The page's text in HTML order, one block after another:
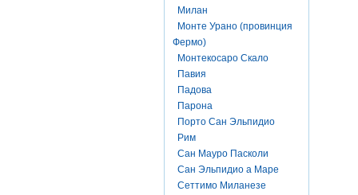
Милан
Монте Урано (провинция
Фермо)
Монтекосаро Скало
Павия
Падова
Парона
Порто Сан Эльпидио
Рим
Сан Мауро Пасколи
Сан Эльпидио а Маре
Сеттимо Миланезе